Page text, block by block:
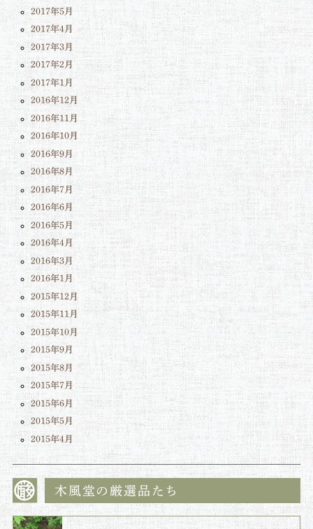
2017年5月
2017年4月
2017年3月
2017年2月
2017年1月
2016年12月
2016年11月
2016年10月
2016年9月
2016年8月
2016年7月
2016年6月
2016年5月
2016年4月
2016年3月
2016年1月
2015年12月
2015年11月
2015年10月
2015年9月
2015年8月
2015年7月
2015年6月
2015年5月
2015年4月
木風堂の厳選品たち